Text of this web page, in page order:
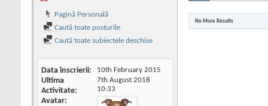
Pagină Personală
Caută toate posturile
Caută toate subiectele deschise
Data înscrierii 10th February 2015
Ultima
Activitate
7th August 2018
10:33
Avatar
No More Results